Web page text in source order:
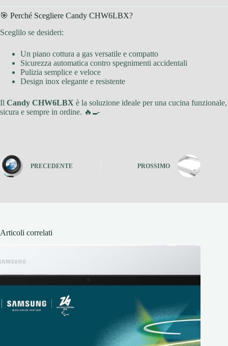
🎯 Perché Scegliere Candy CHW6LBX?
Sceglilo se desideri:
Un piano cottura a gas versatile e compatto
Sicurezza automatica contro spegnimenti accidentali
Pulizia semplice e veloce
Design inox elegante e resistente
Il Candy CHW6LBX è la soluzione ideale per una cucina funzionale,
sicura e sempre in ordine. 🔥🍳
PRECEDENTE PROSSIMO
Articoli correlati